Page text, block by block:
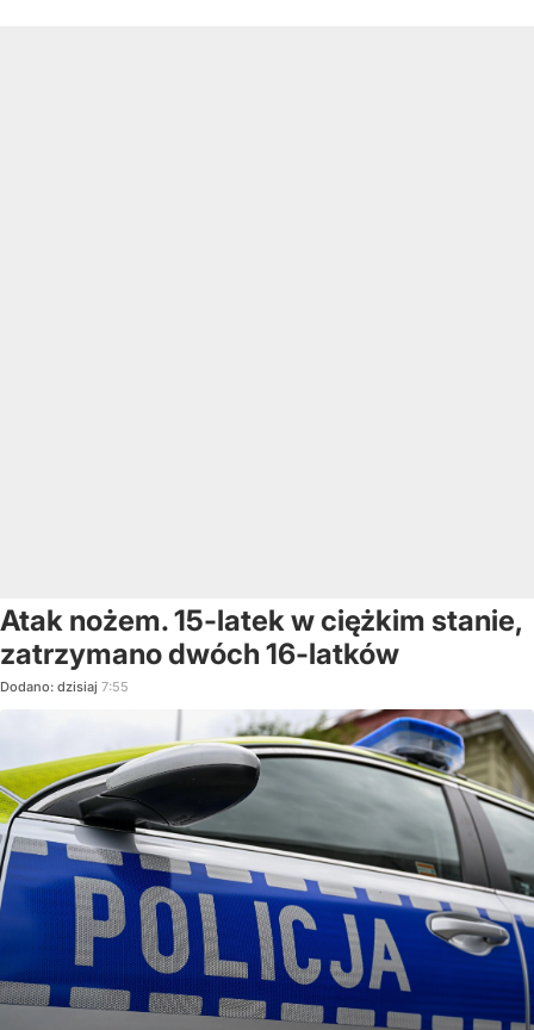
Atak nożem. 15-latek w ciężkim stanie,
zatrzymano dwóch 16-latków
Dodano: dzisiaj 7:55